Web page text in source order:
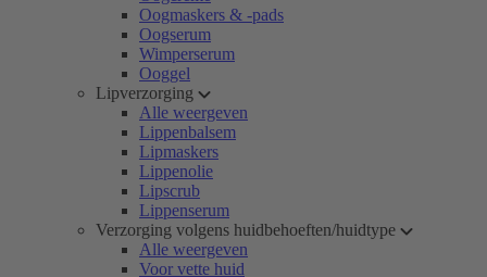
Oogmaskers & -pads
Oogserum
Wimperserum
Ooggel
Lipverzorging
Alle weergeven
Lippenbalsem
Lipmaskers
Lippenolie
Lipscrub
Lippenserum
Verzorging volgens huidbehoeften/huidtype
Alle weergeven
Voor vette huid